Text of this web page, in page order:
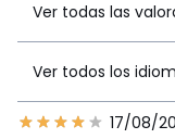
Ver todas las
Ver todos los
17/08/